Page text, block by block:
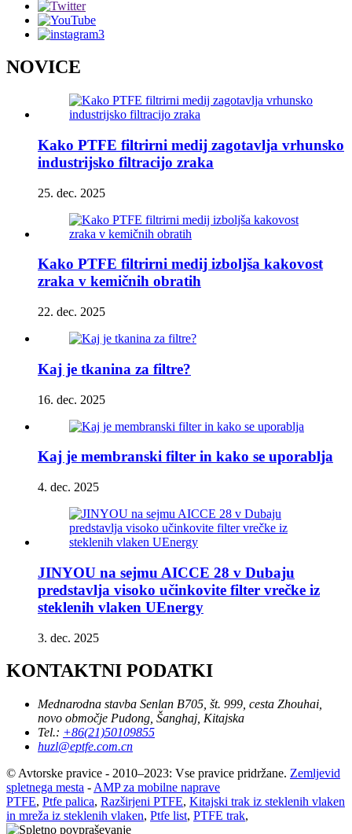
NOVICE
Kako PTFE filtrirni medij zagotavlja vrhunsko
industrijsko filtracijo zraka
25. dec. 2025
Kako PTFE filtrirni medij izboljša kakovost
zraka v kemičnih obratih
22. dec. 2025
Kaj je tkanina za filtre?
16. dec. 2025
Kaj je membranski filter in kako se uporablja
4. dec. 2025
JINYOU na sejmu AICCE 28 v Dubaju
predstavlja visoko učinkovite filter vrečke iz
steklenih vlaken UEnergy
3. dec. 2025
KONTAKTNI PODATKI
Mednarodna stavba Senlan B705, št. 999, cesta Zhouhai,
novo območje Pudong, Šanghaj, Kitajska
Tel.: +86(21)50109855
huzl@eptfe.com.cn
© Avtorske pravice - 2010–2023: Vse pravice pridržane. Zemljevid
spletnega mesta - AMP za mobilne naprave
PTFE, Ptfe palica, Razširjeni PTFE, Kitajski trak iz steklenih vlaken
in mreža iz steklenih vlaken, Ptfe list, PTFE trak,